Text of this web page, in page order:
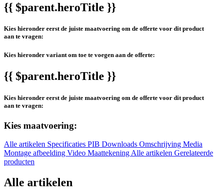
{{ $parent.heroTitle }}
Kies hieronder eerst de juiste maatvoering om de offerte voor dit product
aan te vragen:
Kies hieronder variant om toe te voegen aan de offerte:
{{ $parent.heroTitle }}
Kies hieronder eerst de juiste maatvoering om de offerte voor dit product
aan te vragen:
Kies maatvoering:
Alle artikelen Specificaties PIB Downloads Omschrijving Media
Montage afbeelding Video MaattekeningAlle artikelen Gerelateerde
producten
Alle artikelen